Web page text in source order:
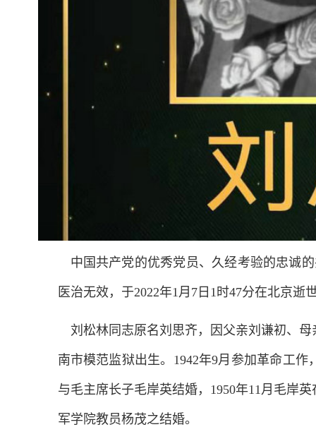
中国共产党的优秀党员、久经考验的忠诚
医治无效，于2022年1月7日1时47分在北京逝
刘松林同志原名刘思齐，因父亲刘谦初、
南市模范监狱出生。1942年9月参加革命工作
与毛主席长子毛岸英结婚，1950年11月毛岸
军学院教员杨茂之结婚。